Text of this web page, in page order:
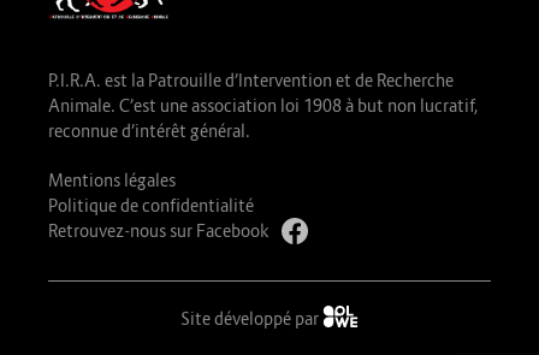
P.I.R.A. est la Patrouille d’Intervention et de Recherche
Animale. C’est une association loi 1908 à but non lucratif,
reconnue d’intérêt général.
Mentions légales
Politique de confidentialité
Retrouvez-nous sur Facebook
Site développé par